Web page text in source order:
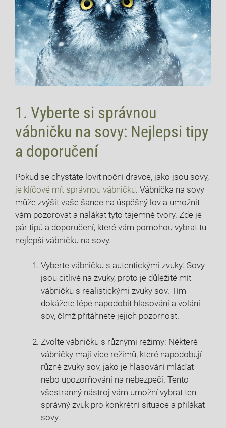
1. Vyberte si správnou
vábničku na sovy: Nejlepsi tipy
a doporučení
Pokud se chystáte lovit noční dravce, jako jsou sovy,
je klíčové mít ‌správnou vábničku. Vábnička na sovy
může⁢ zvýšit vaše šance na úspěšný⁤ lov a ​umožnit
vám⁣ pozorovat a nalákat tyto​ tajemné ⁤tvory. Zde je
pár tipů a⁤ doporučení,​ které vám pomohou vybrat tu⁤
nejlepší ⁢vábničku na ⁣sovy.
Vyberte vábničku s autentickými zvuky: Sovy
jsou citlivé na⁣ zvuky, proto je důležité mít
vábničku s realistickými zvuky ⁣sov. Tím
dokážete lépe napodobit hlasování a volání‌
sov, čímž přitáhnete jejich pozornost.
Zvolte vábničku s různými režimy: ‌Některé
‍vábničky mají více režimů, které napodobují
různé zvuky‌ sov, jako je hlasování ​mláďat
nebo upozorňování⁣ na nebezpečí. Tento
‍všestranný ‌nástroj vám ‌umožní vybrat ten
správný ⁣zvuk pro konkrétní situace a přilákat⁣
sovy.